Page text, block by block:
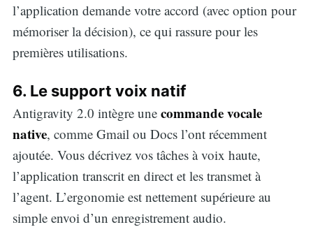
l’application demande votre accord (avec option pour
mémoriser la décision), ce qui rassure pour les
premières utilisations.
6. Le support voix natif
Antigravity 2.0 intègre une commande vocale
native, comme Gmail ou Docs l’ont récemment
ajoutée. Vous décrivez vos tâches à voix haute,
l’application transcrit en direct et les transmet à
l’agent. L’ergonomie est nettement supérieure au
simple envoi d’un enregistrement audio.